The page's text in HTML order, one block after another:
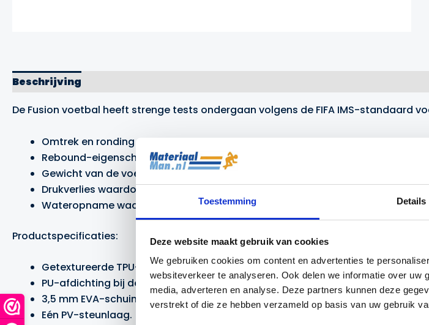
Toestemming Details
Deze website maakt gebruik van cookies
We gebruiken cookies om content en advertenties te
websiteverkeer te analyseren. Ook delen we informatie over
media, adverteren en analyse. Deze partners kunnen deze
verstrekt of die ze hebben verzameld op basis van uw gebruik
Beschrijving
De Fusion voetbal heeft strenge tests ondergaan volgens de FIFA IMS-standaard
Omtrek en ronding van de voetbal is de perfect;
Rebound-eigenschappen bij verschillende temperaturen waardoor de
Gewicht van de voetbal;
Drukverlies waardoor de bal gedurende een lange periode zeer weinig lucht
Wateropname waardoor de bal zelfs in de natste omstandigheden speelbaar
Productspecificaties:
Getextureerde TPU-buitenlaag;
PU-afdichting bij de naden voor een hoge mate van weerstand tegen
3,5 mm EVA-schuimlaag.
Eén PV-steunlaag.